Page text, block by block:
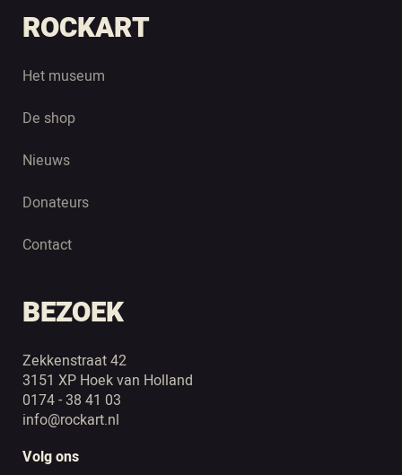
ROCKART
Het museum
De shop
Nieuws
Donateurs
Contact
BEZOEK
Zekkenstraat 42
3151 XP Hoek van Holland
0174 - 38 41 03
info@rockart.nl
Volg ons